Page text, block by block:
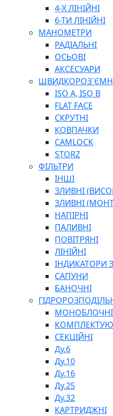
ПЛОСКОГУБЦІ
ВИКРУТКИ
КЛЮЧІ
ГОЛОВКИ, ТРІЩАТКИ,
ЗУБИЛА, МОЛОТКИ,
СТРУПЦИНИ, ЛЕЩАТА
ВИМІРЮВАЛЬНІ
БУДІВЕЛЬНИЙ
ШЛАНГИ
ГОСПОДАРСЬКІ ТОВАРИ
ПНЕВМАТИЧНІ
З'ЄДНУВАЛЬНІ
ЯЩИКИ, ШАФИ, ТА
ЗАСОБИ ЗАХИСТУ
СТЕПЛЕРИ,
ГІДРАВЛІЧНІ
ТЕХНІЧНА ХІМІЯ
СПЕЦІАЛЬНІ
ОЛИВИ
ГЕРМЕТИКИ
ЗМАЗКИ
КЛЕЇ, ЦЕМЕНТИ,
РЕМОНТ
4-Х ЛІНІЙНІ
6-ТИ ЛІНІЙНІ
МАНОМЕТРИ
РАДІАЛЬНІ
ОСЬОВІ
АКСЕСУАРИ
ISO A, ISO B
FLAT FACE
СКРУТНІ
КОВПАЧКИ
CAMLOCK
STORZ
ФІЛЬТРИ
ІНШІ
ЗЛИВНІ
ЗЛИВНІ
НАПІРНІ
ПАЛИВНІ
ПОВІТРЯНІ
ЛІНІЙНІ
ІНДИКАТОРИ
САПУНИ
БАНОЧНІ
МОНОБЛОЧНІ
СЕКЦІЙНІ
Ду.6
Ду.10
Ду.16
Ду.25
Ду.32
КАРТРИДЖНІ